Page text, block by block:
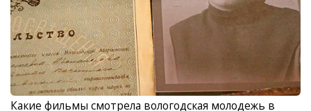
Какие фильмы смотрела вологодская молодежь в